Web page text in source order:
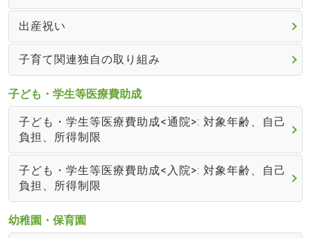
出産祝い
子育て関連独自の取り組み
子ども・学生等医療費助成
子ども・学生等医療費助成<通院>: 対象年齢、自己
負担、所得制限
子ども・学生等医療費助成<入院>: 対象年齢、自己
負担、所得制限
幼稚園・保育園